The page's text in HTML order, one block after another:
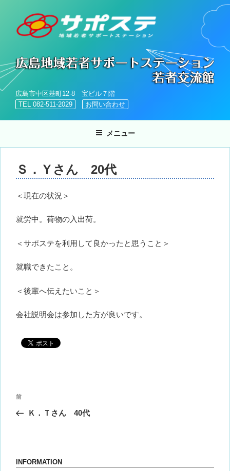
へ
ス
キ
広島市中区基町12-8 宝ビル７階
TEL 082-511-2029
お問い合わせ
メニュー
Ｓ．Ｙさん 20代
＜現在の状況＞
就労中。荷物の入出荷。
＜サポステを利用して良かったと思うこと＞
就職できたこと。
＜後輩へ伝えたいこと＞
会社説明会は参加した方が良いです。
投
ナ
ー
前
の
前
Ｋ．Ｔさん 40代
INFORMATION